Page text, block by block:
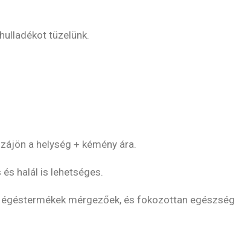
tüzelünk.
a helység + kémény ára.
halál is lehetséges.
mérgezőek, és fokozottan egészség